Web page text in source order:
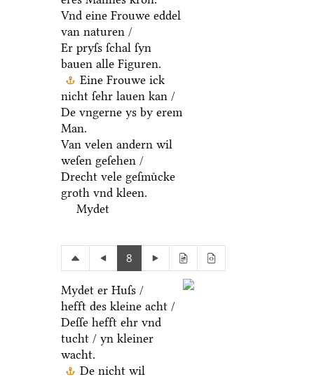
Vnd eine Frouwe eddel
van naturen /
Er pryſs ſchal ſyn
bauen alle Figuren.
Eine Frouwe ick
nicht ſehr lauen kan /
De vngerne ys by erem
Man.
Van velen andern wil
weſen geſehen /
Drecht vele geſmuͤcke
groth vnd kleen.
Mydet
8
Mydet er Huſs /
hefft des kleine acht /
Deſſe hefft ehr vnd
tucht / yn kleiner
wacht.
De nicht wil